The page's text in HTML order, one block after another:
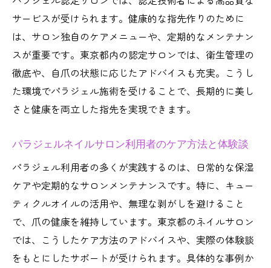
サービスが受けられます。健康的な指先作りのために
は、サロン独自のケアメニューや、定期的なメンテナン
スが重要です。東京都内の認定サロンでは、衛生管理の
徹底や、自爪の状態に応じたアドバイスも充実。こうし
た環境でパラジェル施術を受けることで、長期的に美し
さと健康を両立した指先を実現できます。
パラジェルネイルサロン利用者のケア方法と体験談
パラジェル利用者の多くが実践するのは、日常的な保湿
ケアや定期的なサロンメンテナンスです。特に、キュー
ティクルオイルの活用や、無理な剥がしを避けること
で、爪の健康を維持しています。東京都のネイルサロン
では、こうしたケア方法のアドバイスや、実際の体験談
をもとにしたサポートが受けられます。具体的な事例か